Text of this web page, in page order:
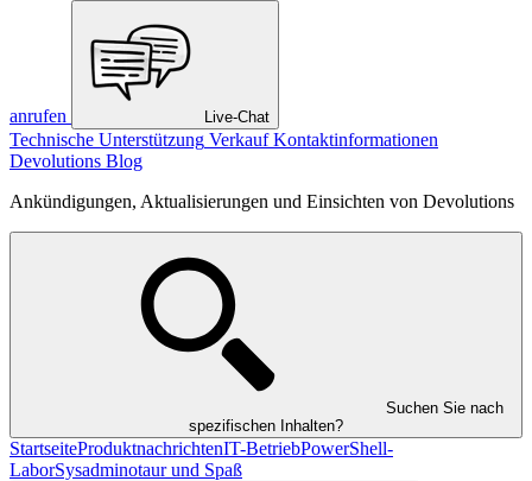
anrufen Live-Chat
Technische Unterstützung Verkauf Kontaktinformationen
Devolutions Blog
Ankündigungen, Aktualisierungen und Einsichten von Devolutions
Suchen Sie nach
spezifischen Inhalten?
StartseiteProduktnachrichtenIT-BetriebPowerShell-
LaborSysadminotaur und Spaß